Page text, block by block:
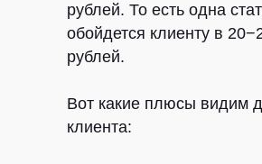
рублей. То есть одна
обойдется клиенту в
рублей.
Вот какие плюсы видим
клиента:
ПОДПИСАТЬСЯ